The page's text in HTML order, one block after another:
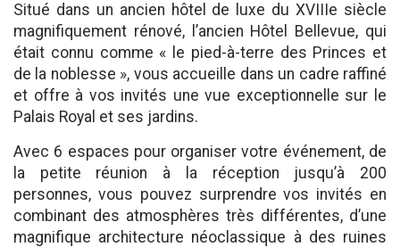
Situé dans un ancien hôtel de luxe du XVIIIe siècle
magnifiquement rénové, l’ancien Hôtel Bellevue, qui
était connu comme « le pied-à-terre des Princes et
de la noblesse », vous accueille dans un cadre raffiné
et offre à vos invités une vue exceptionnelle sur le
Palais Royal et ses jardins.
Avec 6 espaces pour organiser votre événement, de
la petite réunion à la réception jusqu’à 200
personnes, vous pouvez surprendre vos invités en
combinant des atmosphères très différentes, d’une
magnifique architecture néoclassique à des ruines